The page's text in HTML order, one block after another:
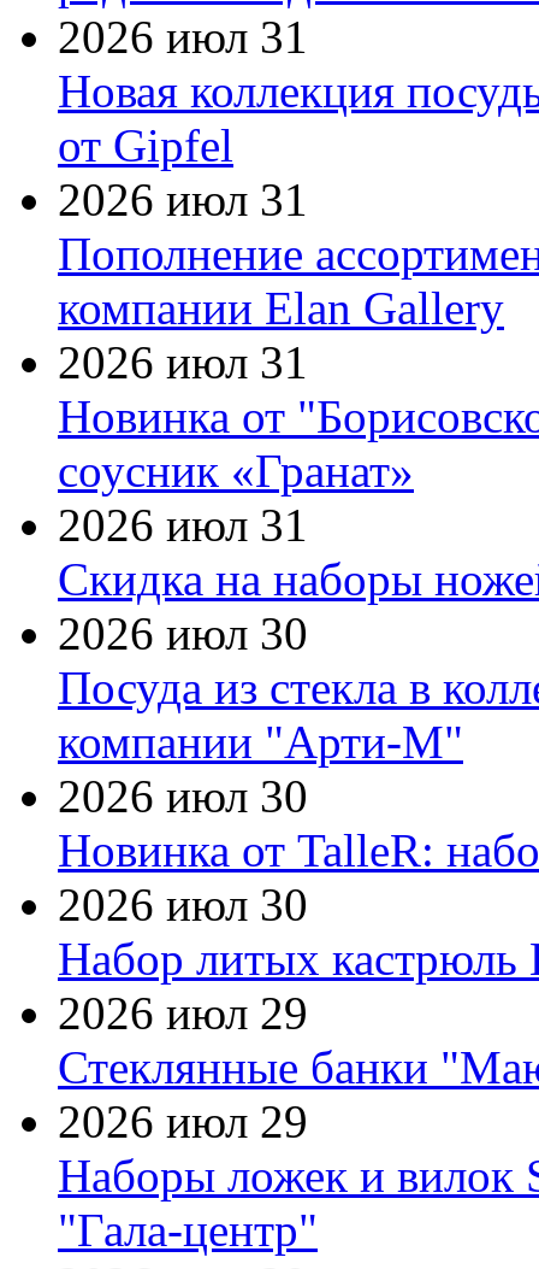
2026 июл 31
Новая коллекция
от Gipfel
2026 июл 31
Пополнение
компании Elan Gallery
2026 июл 31
Новинка от
соусник «Гранат»
2026 июл 31
Скидка на наборы
2026 июл 30
Посуда из стекла в
компании "Арти-М"
2026 июл 30
Новинка от TalleR:
2026 июл 30
Набор литых кастрюль
2026 июл 29
Стеклянные банки
2026 июл 29
Наборы ложек и вилок
"Гала-центр"